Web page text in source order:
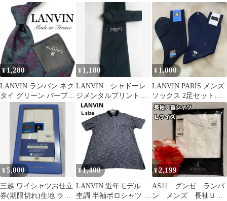
スラックス ネイビー 38
柄 ネイビー系（2枚）
¥1,280
LANVIN ランバン ネク
タイ グリーン パープル
花柄 総柄 ボタニカル
¥ 1,180
LANVIN シャドーレ
ジメンタルプリント
柄 シルクネクタイ
フランス製
¥ 1,000
LANVIN PARIS メンズ
ソックス 2足セット
25cm
¥5,000
三越 ワイシャツお仕立
券(期限切れ)生地 ラン
¥1,400
LANVIN 近年モデル
杢調 半袖ポロシャツ メ
¥2,199
AS11 グンゼ ランバ
ン メンズ 長袖Ｕ首